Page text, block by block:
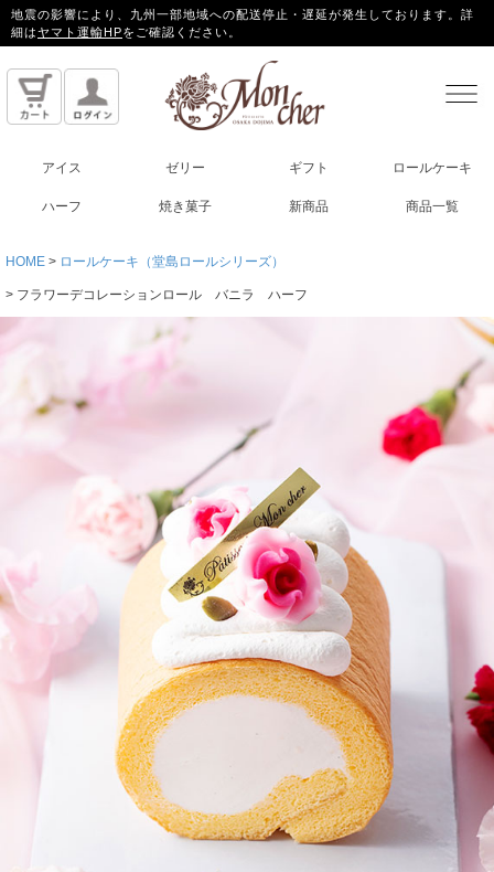
地震の影響により、九州一部地域への配送停止・遅延が発生しております。詳
細はヤマト運輸HPをご確認ください。
アイス ゼリー ギフト ロールケーキ
ハーフ 焼き菓子 新商品 商品一覧
HOME ロールケーキ（堂島ロールシリーズ）
フラワーデコレーションロール バニラ ハーフ